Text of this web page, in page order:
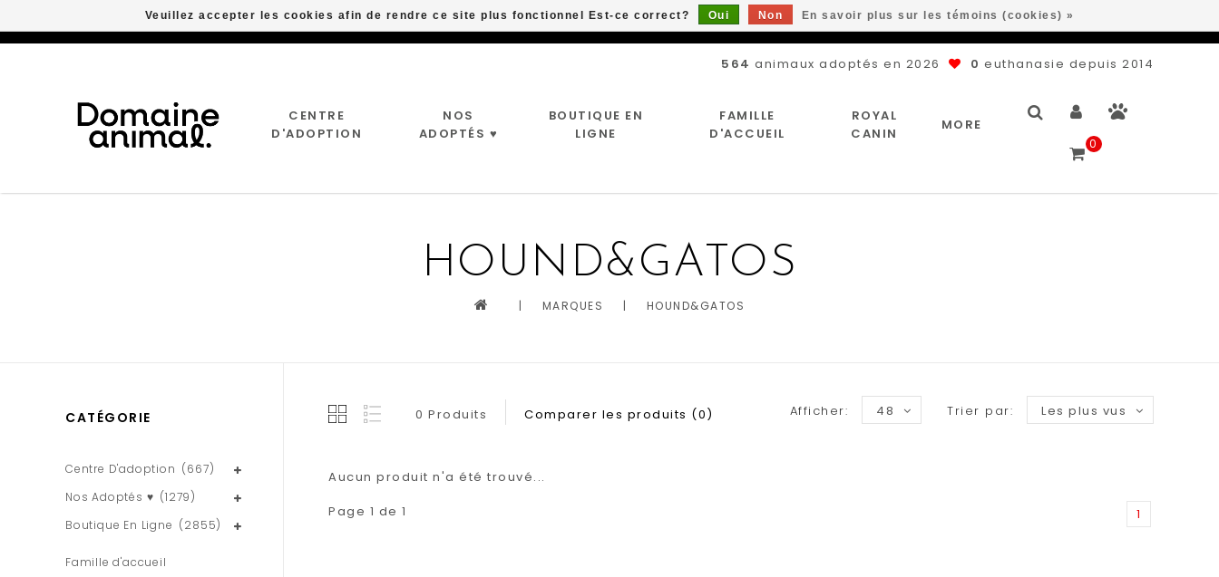
564 animaux adoptés en 2026 0 euthanasie depuis 2014
CENTRE
D'ADOPTION
NOS
ADOPTÉS ♥
BOUTIQUE EN
LIGNE
FAMILLE
D'ACCUEIL
ROYAL
CANIN
MORE
0
HOUND&GATOS
| MARQUES | HOUND&GATOS
CATÉGORIE
Centre D'adoption (667)
Nos Adoptés ♥ (1279)
Boutique En Ligne (2855)
Famille d'accueil
0 Produits Comparer les produits (0) Trier par: Les plus vus
Afficher: 48
Aucun produit n'a été trouvé...
Page 1 de 1
1
Veuillez accepter les cookies afin de rendre ce site plus fonctionnel Est-ce correct? Oui Non En savoir plus sur les témoins (cookies) »
Livraison gratuite à partir de 89$*